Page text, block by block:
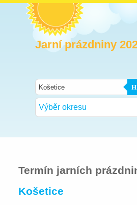
Jarní prázdniny
Výběr okresu
Termín jarních
Košetice